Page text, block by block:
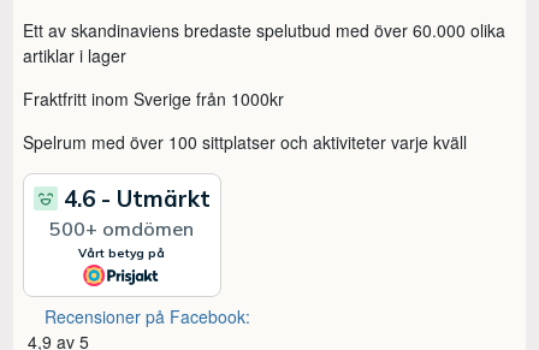
Ett av skandinaviens bredaste spelutbud med över 60.000 olika
artiklar i lager
Fraktfritt inom Sverige från 1000kr
Spelrum med över 100 sittplatser och aktiviteter varje kväll
Recensioner på Facebook:
4,9 av 5